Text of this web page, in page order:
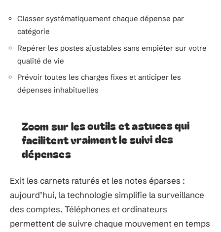
Classer systématiquement chaque dépense par
catégorie
Repérer les postes ajustables sans empiéter sur votre
qualité de vie
Prévoir toutes les charges fixes et anticiper les
dépenses inhabituelles
Zoom sur les outils et astuces qui
facilitent vraiment le suivi des
dépenses
Exit les carnets raturés et les notes éparses :
aujourd’hui, la technologie simplifie la surveillance
des comptes. Téléphones et ordinateurs
permettent de suivre chaque mouvement en temps